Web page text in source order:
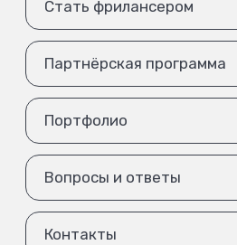
Стать фрилансером
Партнёрская программа
Портфолио
Вопросы и ответы
Контакты